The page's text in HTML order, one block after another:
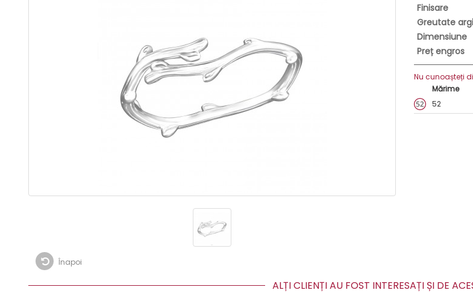
Înapoi
Finisare
Greutate
Dimensiune
Preț engros
Nu cunoașteți
Mărime
52
ALȚI CLIENȚI AU FOST INTERESAȚI ȘI DE